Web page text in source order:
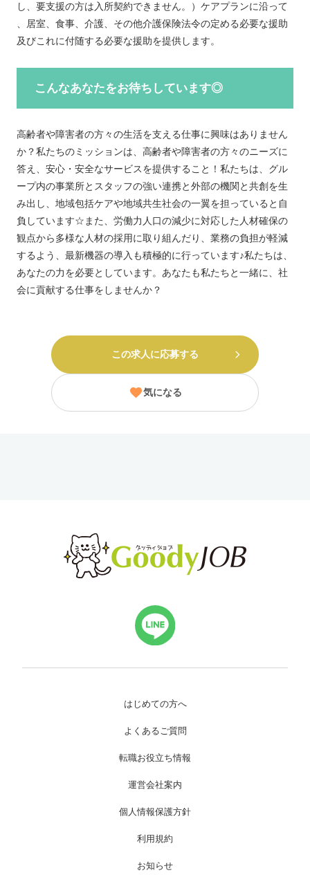
し、要支援の方は入所契約できません。）ケアプランに沿って
、居室、食事、介護、その他介護保険法令の定める必要な援助
及びこれに付随する必要な援助を提供します。
こんなあなたをお待ちしています◎
高齢者や障害者の方々の生活を支える仕事に興味はありません
か？私たちのミッションは、高齢者や障害者の方々のニーズに
答え、安心・安全なサービスを提供すること！私たちは、グル
ープ内の事業所とスタッフの強い連携と外部の機関と共創を生
み出し、地域包括ケアや地域共生社会の一翼を担っていると自
負しています☆また、労働力人口の減少に対応した人材確保の
観点から多様な人材の採用に取り組んだり、業務の負担が軽減
するよう、最新機器の導入も積極的に行っています♪私たちは、
あなたの力を必要としています。あなたも私たちと一緒に、社
会に貢献する仕事をしませんか？
この求人に応募する
気になる
はじめての方へ
よくあるご質問
転職お役立ち情報
運営会社案内
個人情報保護方針
利用規約
お知らせ